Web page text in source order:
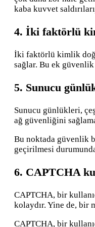
kaba kuvvet
4. İki faktörlü
İki faktörlü kimlik
sağlar. Bu ek güvenlik
5. Sunucu
Sunucu günlükleri,
ağ güvenliğini
Bu noktada güvenlik
geçirilmesi
6. CAPTCHA
CAPTCHA, bir
kolaydır. Yine de, bir
CAPTCHA, bir